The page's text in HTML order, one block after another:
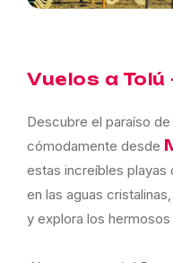
Vuelos a Tolú
Descubre el paraíso
cómodamente desde
estas increíbles playas
en las aguas
y explora los